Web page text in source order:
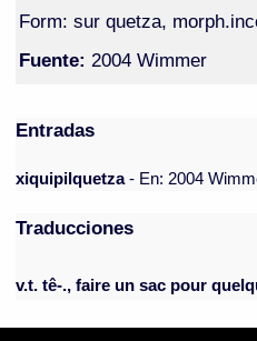
Form: sur quetza,
Fuente: 2004 Wimmer
Entradas
xiquipilquetza- En: 2004
Traducciones
v.t. tê-., faire un sac pour